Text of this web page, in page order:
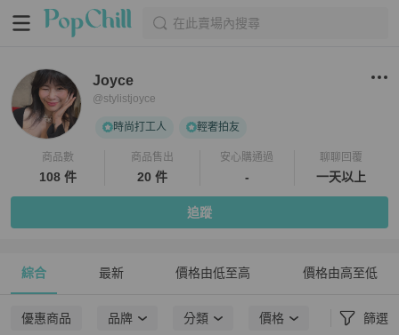
在此賣場內搜尋
Joyce
@stylistjoyce
時尚打工人 輕奢拍友
商品數
108 件
商品售出
20 件
安心購通過
-
聊聊回覆
一天以上
追蹤
綜合 最新 價格由低至高 價格由高至低
優惠商品 品牌 分類 價格 篩選